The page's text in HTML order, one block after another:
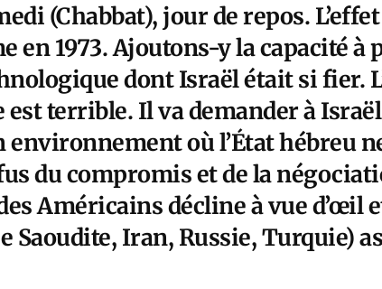
(Chabbat), jour de repos.
en 1973. Ajoutons-y la capacité à
dont Israël était si fier.
terrible. Il va demander à
environnement où l’État hébreu
du compromis et de la
Américains décline à vue d’œil
Saoudite, Iran, Russie, Turquie)